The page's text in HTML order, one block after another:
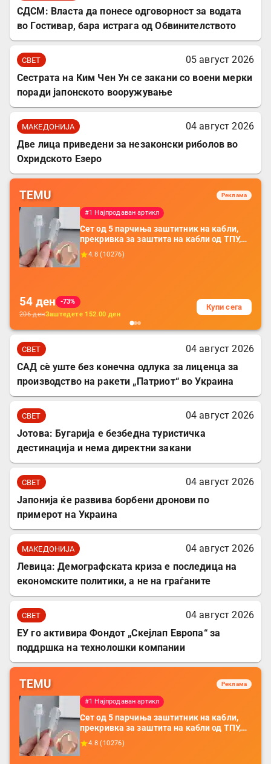
СДСМ: Власта да понесе одговорност за водата
во Гостивар, бара истрага од Обвинителството
СВЕТ
05 август 2026
Сестрата на Ким Чен Ун се закани со воени мерки
поради јапонското вооружување
МАКЕДОНИЈА
04 август 2026
Две лица приведени за незаконски риболов во
Охридското Езеро
TEMU Реклама
#1 Најпродаван артикл
Сет од 5 парчиња заштитник на кабли,
прекривка за заштита на кабли од ТПУ,
додатоци за заштита на кабли, без
батерија, за мобилни телефони, комплет
4.8 ( 10276)
54 ден
-73%
206денЗаштедете 152.00 ден
Купи сега
СВЕТ
04 август 2026
САД сè уште без конечна одлука за лиценца за
производство на ракети „Патриот“ во Украина
СВЕТ
04 август 2026
Јотова: Бугарија е безбедна туристичка
дестинација и нема директни закани
СВЕТ
04 август 2026
Јапонија ќе развива борбени дронови по
примерот на Украина
МАКЕДОНИЈА
04 август 2026
Левица: Демографската криза е последица на
економските политики, а не на граѓаните
СВЕТ
04 август 2026
ЕУ го активира Фондот „Скејлап Европа“ за
поддршка на технолошки компании
TEMU Реклама
#1 Најпродаван артикл
Сет од 5 парчиња заштитник на кабли,
прекривка за заштита на кабли од ТПУ,
додатоци за заштита на кабли, без
батерија, за мобилни телефони, комплет
4.8 ( 10276)